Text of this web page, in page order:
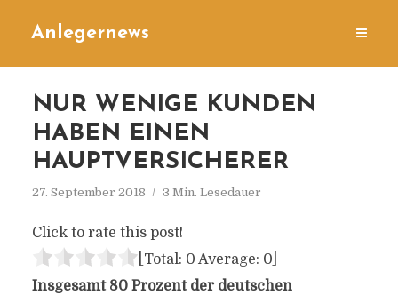
Anlegernews
NUR WENIGE KUNDEN
HABEN EINEN
HAUPTVERSICHERER
27. September 2018 3 Min. Lesedauer
Click to rate this post!
[Total: 0 Average: 0]
Insgesamt 80 Prozent der deutschen